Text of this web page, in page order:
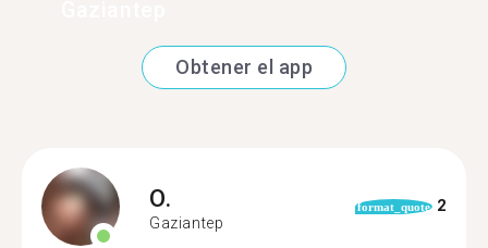
Obtener el app
O.
Gaziantep
format_quote 2